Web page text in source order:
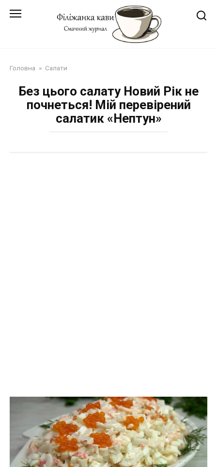
Головна » Салати
Без цього салату Новий Рік не
почнеться! Мій перевірений
салатик «Нептун»